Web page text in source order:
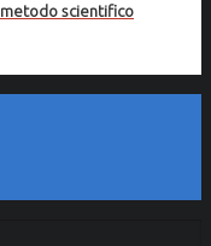
metodo scientifico